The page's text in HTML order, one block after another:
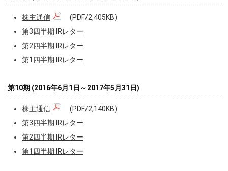
株主通信
(PDF/2,405KB)
第3四半期 IRレター
第2四半期 IRレター
第1四半期 IRレター
第10期 (2016年6月1日～2017年5月31日)
株主通信
(PDF/2,140KB)
第3四半期 IRレター
第2四半期 IRレター
第1四半期 IRレター